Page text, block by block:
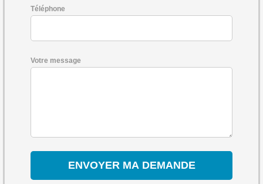
Téléphone
Votre message